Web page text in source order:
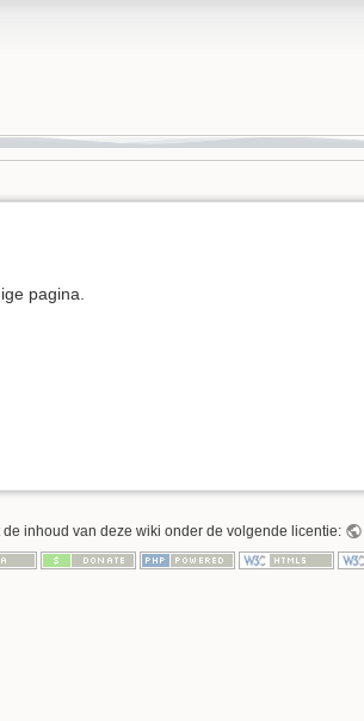
pagina.
inhoud van deze wiki onder de volgende licentie: